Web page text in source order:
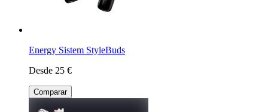
Energy Sistem StyleBuds
Desde 25 €
Comparar